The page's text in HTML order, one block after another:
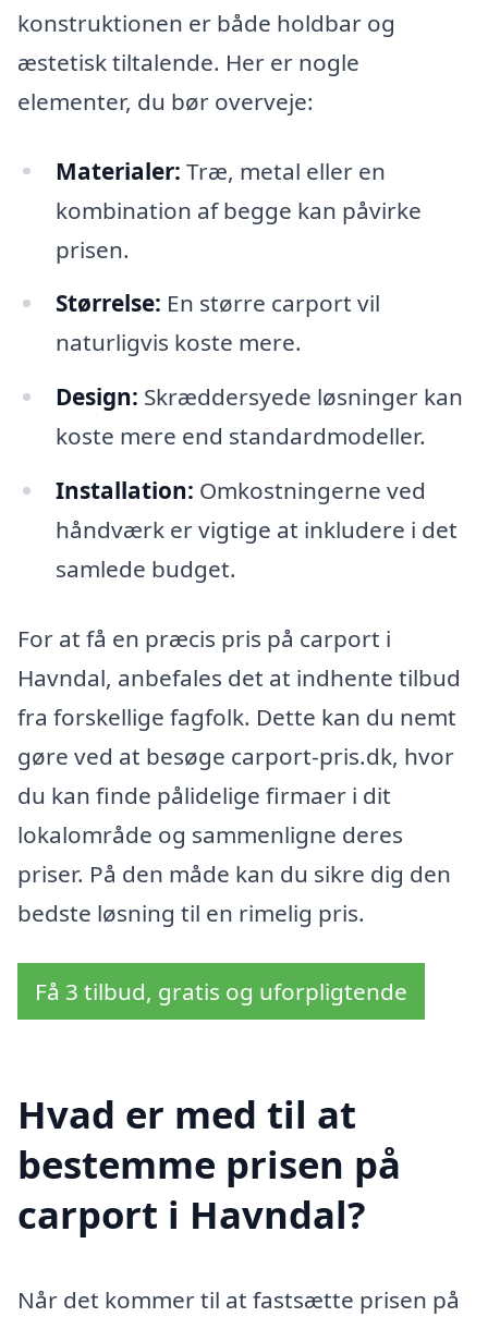
konstruktionen er både holdbar og
æstetisk tiltalende. Her er nogle
elementer, du bør overveje:
Materialer: Træ, metal eller en
kombination af begge kan påvirke
prisen.
Størrelse: En større carport vil
naturligvis koste mere.
Design: Skræddersyede løsninger kan
koste mere end standardmodeller.
Installation: Omkostningerne ved
håndværk er vigtige at inkludere i det
samlede budget.
For at få en præcis pris på carport i
Havndal, anbefales det at indhente tilbud
fra forskellige fagfolk. Dette kan du nemt
gøre ved at besøge carport-pris.dk, hvor
du kan finde pålidelige firmaer i dit
lokalområde og sammenligne deres
priser. På den måde kan du sikre dig den
bedste løsning til en rimelig pris.
Få 3 tilbud, gratis og uforpligtende
Hvad er med til at
bestemme prisen på
carport i Havndal?
Når det kommer til at fastsætte prisen på